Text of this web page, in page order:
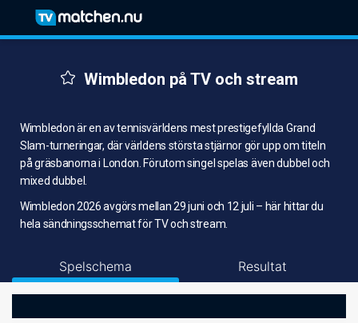
Wimbledon på TV och stream
Wimbledon är en av tennisvärldens mest prestigefyllda Grand
Slam-turneringar, där världens största stjärnor gör upp om titeln
på gräsbanorna i London. Förutom singel spelas även dubbel och
mixed dubbel.
Wimbledon 2026 avgörs mellan 29 juni och 12 juli – här hittar du
hela sändningsschemat för TV och stream.
Spelschema Resultat